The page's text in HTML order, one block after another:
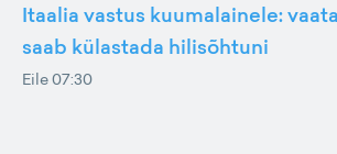
Itaalia vastus kuumalainele:
saab külastada hilisõhtuni
Eile 07:30